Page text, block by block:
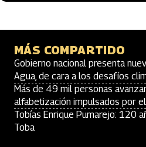
MÁS COMPARTIDO
Gobierno nacional presenta
Agua, de cara a los desafíos
Más de 49 mil personas
alfabetización impulsados por
Tobías Enrique Pumarejo: 120
Toba